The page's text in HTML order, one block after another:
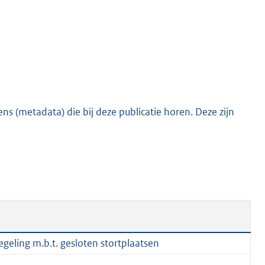
K
(metadata) die bij deze publicatie horen. Deze zijn
m.b.t. gesloten stortplaatsen